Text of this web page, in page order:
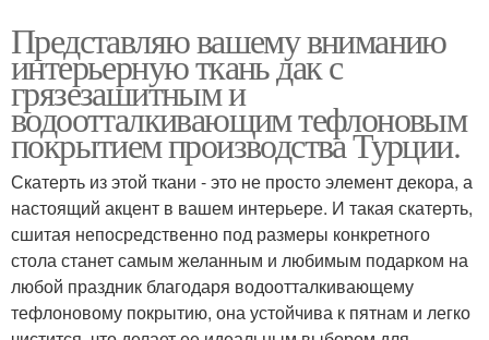
Представляю вашему вниманию
интерьерную ткань дак с
грязезашитным и
водоотталкивающим тефлоновым
покрытием производства Турции.
Скатерть из этой ткани - это не просто элемент декора, а
настоящий акцент в вашем интерьере. И такая скатерть,
сшитая непосредственно под размеры конкретного
стола станет самым желанным и любимым подарком на
любой праздник благодаря водоотталкивающему
тефлоновому покрытию, она устойчива к пятнам и легко